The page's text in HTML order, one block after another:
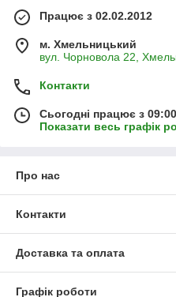
Працює з 02.02.2012
м. Хмельницький
вул. Чорновола 22,
Контакти
Сьогодні працює з
Показати весь графік
Про нас
Контакти
Доставка та оплата
Графік роботи